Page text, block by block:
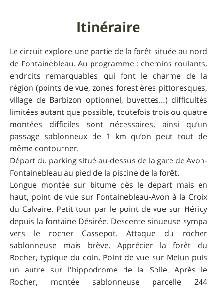
Itinéraire
Le circuit explore une partie de la forêt située au nord
de Fontainebleau. Au programme : chemins roulants,
endroits remarquables qui font le charme de la
région (points de vue, zones forestières pittoresques,
village de Barbizon optionnel, buvettes…) difficultés
limitées autant que possible, toutefois trois ou quatre
montées difficiles sont nécessaires, ainsi qu’un
passage sablonneux de 1 km qu’on peut tout de
même contourner.
Départ du parking situé au-dessus de la gare de Avon-
Fontainebleau au pied de la piscine de la forêt.
Longue montée sur bitume dès le départ mais en
haut, point de vue sur Fontainebleau-Avon à la Croix
du Calvaire. Petit tour par le point de vue sur Héricy
depuis la fontaine Désirée. Descente sinueuse sympa
vers le rocher Cassepot. Attaque du rocher
sablonneuse mais brève. Apprécier la forêt du
Rocher, typique du coin. Point de vue sur Melun puis
un autre sur l'hippodrome de la Solle. Après le
Rocher, montée sablonneuse parcelle 244